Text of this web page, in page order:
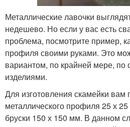
Металлические лавочки
недешево. Но если у вас есть
проблема, посмотрите пример,
профиля своими руками. Это
вариантом, по крайней мере, по
изделиями.
Для изготовления скамейки вам
металлического профиля 25 х
бруски 150 х 150 мм. В данном